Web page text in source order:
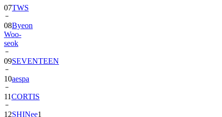
08Byeon
Woo-
seok
09SEVENTEEN
10aespa
11CORTIS
12SHINee1
13BIGBANG